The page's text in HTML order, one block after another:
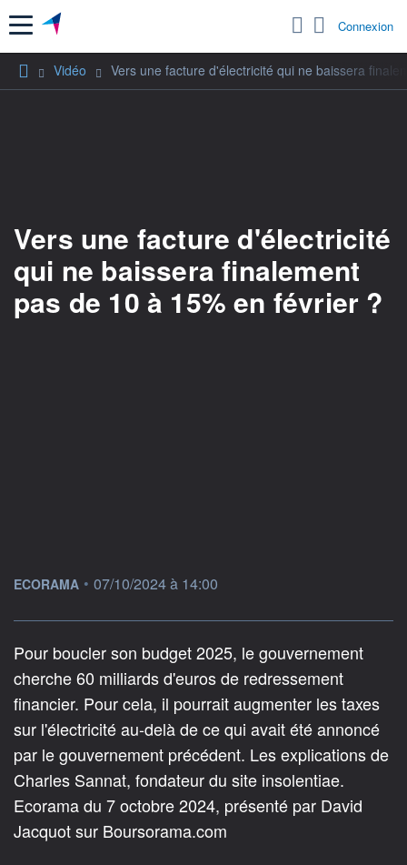
Menu Connexion
Vidéo Vers une facture d'électricité qui ne baissera
Vers une facture d'électricité
qui ne baissera finalement
pas de 10 à 15% en février ?
information fournie par
ECORAMA • 07/10/2024 à 14:00
Pour boucler son budget 2025, le gouvernement
cherche 60 milliards d'euros de redressement
financier. Pour cela, il pourrait augmenter les taxes
sur l'électricité au-delà de ce qui avait été annoncé
par le gouvernement précédent. Les explications de
Charles Sannat, fondateur du site insolentiae.
Ecorama du 7 octobre 2024, présenté par David
Jacquot sur Boursorama.com